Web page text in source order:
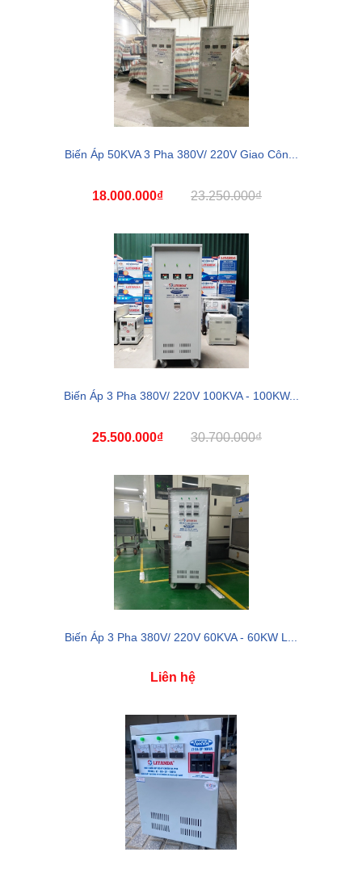
Biến Áp 50KVA 3 Pha 380V/ 220V Giao Côn...
18.000.000₫ 23.250.000₫
Biến Áp 3 Pha 380V/ 220V 100KVA - 100KW...
25.500.000₫ 30.700.000₫
Biến Áp 3 Pha 380V/ 220V 60KVA - 60KW L...
Liên hệ